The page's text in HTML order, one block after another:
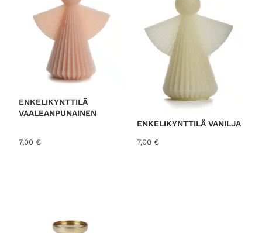
ENKELIKYNTTILÄ
VAALEANPUNAINEN
7,00 €
ENKELIKYNTTILÄ VANILJA
7,00 €